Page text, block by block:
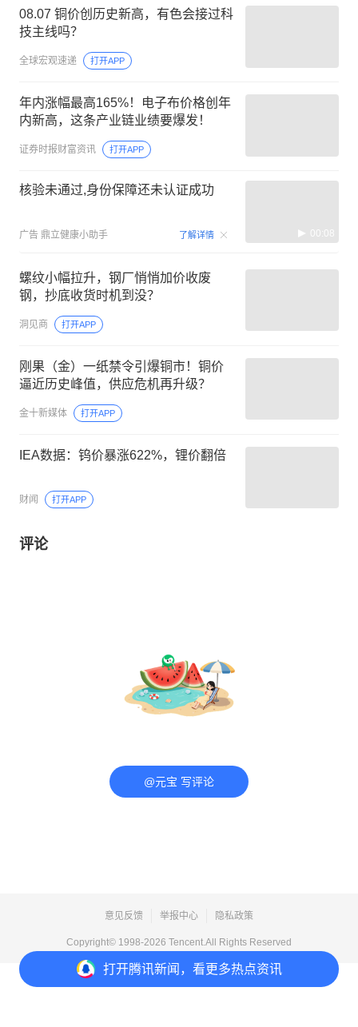
打开腾讯新闻，看更多热点资讯
08.07 铜价创历史新高，有色会接过科
技主线吗？
全球宏观速递 打开APP
年内涨幅最高165%！电子布价格创年
内新高，这条产业链业绩要爆发！
证券时报财富资讯 打开APP
核验未通过,身份保障还未认证成功
广告 鼎立健康小助手 了解详情 00:08
螺纹小幅拉升，钢厂悄悄加价收废
钢，抄底收货时机到没？
洞见商 打开APP
刚果（金）一纸禁令引爆铜市！铜价
逼近历史峰值，供应危机再升级？
金十新媒体 打开APP
IEA数据：钨价暴涨622%，锂价翻倍
财闻 打开APP
评论
@元宝 写评论
意见反馈 举报中心 隐私政策
Copyright© 1998-2026 Tencent.All Rights Reserved